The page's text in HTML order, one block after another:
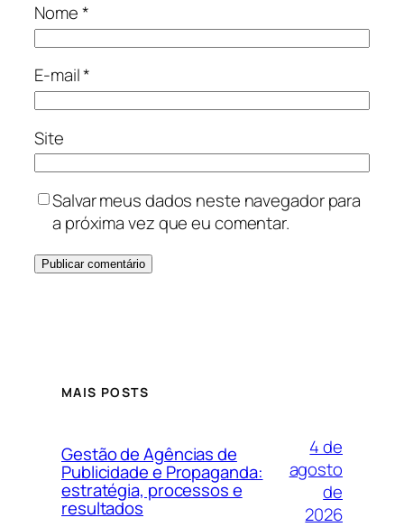
Nome*
E-mail*
Site
Salvar meus dados neste navegador para
a próxima vez que eu comentar.
MAIS POSTS
Gestão de Agências de
Publicidade e Propaganda:
estratégia, processos e
resultados
4 de
agosto
de
2026